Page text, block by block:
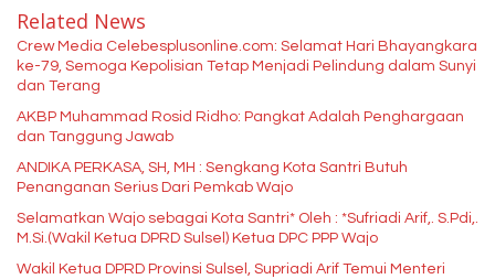
Related News
Crew Media Celebesplusonline.com: Selamat Hari Bhayangkara
ke-79, Semoga Kepolisian Tetap Menjadi Pelindung dalam Sunyi
dan Terang
AKBP Muhammad Rosid Ridho: Pangkat Adalah Penghargaan
dan Tanggung Jawab
ANDIKA PERKASA, SH, MH : Sengkang Kota Santri Butuh
Penanganan Serius Dari Pemkab Wajo
Selamatkan Wajo sebagai Kota Santri* Oleh : *Sufriadi Arif,. S.Pdi,.
M.Si.(Wakil Ketua DPRD Sulsel) Ketua DPC PPP Wajo
Wakil Ketua DPRD Provinsi Sulsel, Supriadi Arif Temui Menteri